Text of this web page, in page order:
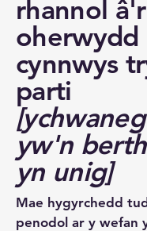
rhannol
oherwydd
cynnwys
parti
yw'n
yn unig]
Mae hygyrchedd
penodol ar y wefan